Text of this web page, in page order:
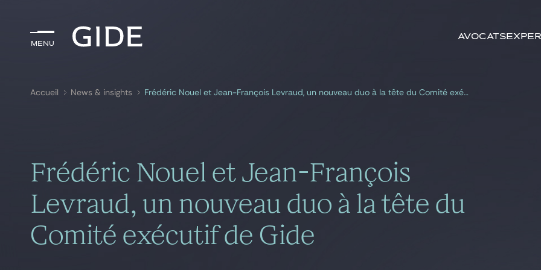
Menu
Avocats
Menu mots-clés
Accueil News & insights Frédéric Nouel et Jean-François Levraud, un nouveau duo à la tête du Comité exécutif de Gide
Frédéric Nouel et Jean-François
Levraud, un nouveau duo à la tête du
Comité exécutif de Gide